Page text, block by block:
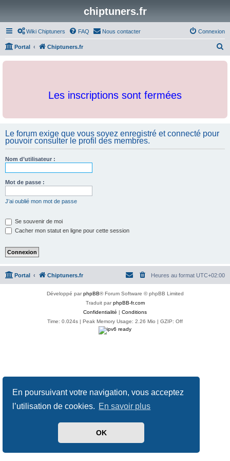
En poursuivant votre navigation, vous acceptez
l’utilisation de cookies. En savoir plus
OK
chiptuners.fr
Wiki Chiptuners FAQ Nous contacter Connexion
Portal Chiptuners.fr
c
Les inscriptions sont fermées
Le forum exige que vous soyez enregistré et connecté pour
pouvoir consulter le profil des membres.
Nom d’utilisateur :
Mot de passe :
J’ai oublié mon mot de passe
Se souvenir de moi
Cacher mon statut en ligne pour cette session
Portal Chiptuners.fr Heures au format UTC+02:00
Développé parphpBB® Forum Software © phpBB Limited
Traduit parphpBB-fr.com
Confidentialité | Conditions
Time: 0.024s | Peak Memory Usage: 2.26 Mio | GZIP: Off